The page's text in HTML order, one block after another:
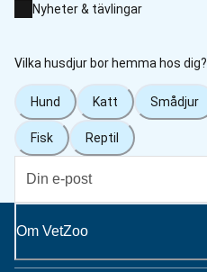
Nyheter & tävlingar
Vilka husdjur bor hemma hos dig?
Hund Katt Smådjur
Fisk Reptil
Om VetZoo